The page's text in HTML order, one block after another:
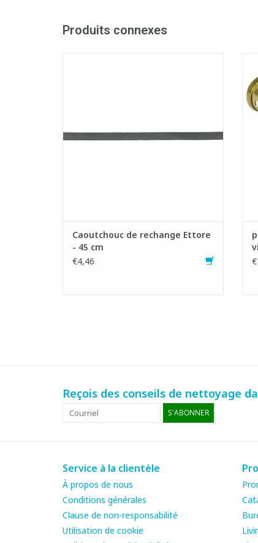
Produits connexes
Caoutchouc de rechange Ettore
- 45 cm
€4,46
Reçois des conseils de nettoyage
S'ABONNER
Service à la clientèle
À propos de nous
Conditions générales
Clause de non-responsabilité
Utilisation de cookie